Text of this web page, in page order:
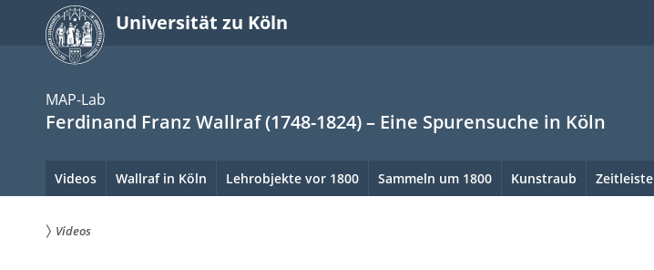
springen
Universität zu Köln
MAP-Lab
Ferdinand Franz Wallraf (1748-1824) – Eine Spurensuche in Köln
Hauptnavigation.
Hinweis:
bitte
verwenden
Videos Wallraf in Köln Lehrobjekte vor 1800 Sammeln um 1800 Kunstraub Zeitleiste
Inhalt
Videos